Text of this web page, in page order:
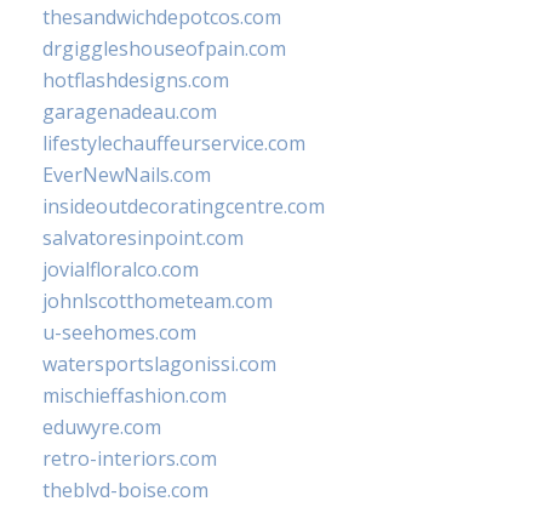
thesandwichdepotcos.com
drgiggleshouseofpain.com
hotflashdesigns.com
garagenadeau.com
lifestylechauffeurservice.com
EverNewNails.com
insideoutdecoratingcentre.com
salvatoresinpoint.com
jovialfloralco.com
johnlscotthometeam.com
u-seehomes.com
watersportslagonissi.com
mischieffashion.com
eduwyre.com
retro-interiors.com
theblvd-boise.com